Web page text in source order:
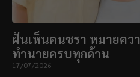
ฝันเห็นคนชรา หมายควา
ทำนายครบทุกด้าน
17/07/2026